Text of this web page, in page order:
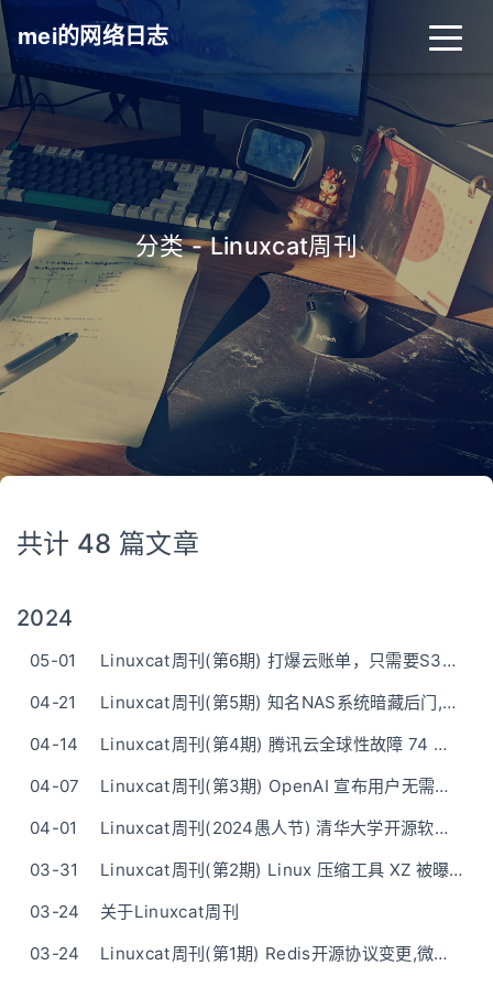
mei的网络日志
分类 - Linuxcat周刊
共计 48 篇文章
2024
05-01
Linuxcat周刊(第6期) 打爆云账单，只需要S3桶名
04-21
Linuxcat周刊(第5期) 知名NAS系统暗藏后门,官方表示不予修复
04-14
Linuxcat周刊(第4期) 腾讯云全球性故障 74 分钟
04-07
Linuxcat周刊(第3期) OpenAI 宣布用户无需注册账号即可使用 ChatGPT，但有部分限制
04-01
Linuxcat周刊(2024愚人节) 清华大学开源软件镜像站推出四种颜色风格
03-31
Linuxcat周刊(第2期) Linux 压缩工具 XZ 被曝后门
03-24
关于Linuxcat周刊
03-24
Linuxcat周刊(第1期) Redis开源协议变更,微软开源Garnet替代